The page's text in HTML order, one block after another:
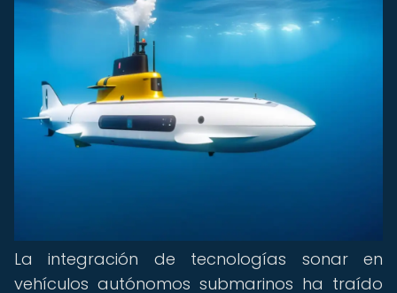
La integración de tecnologías sonar en
vehículos autónomos submarinos ha traído